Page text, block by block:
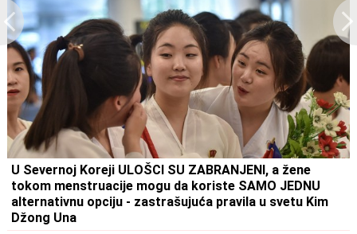
U Severnoj Koreji ULOŠCI SU ZABRANJENI, a žene
tokom menstruacije mogu da koriste SAMO JEDNU
alternativnu opciju - zastrašujuća pravila u svetu Kim
Džong Una